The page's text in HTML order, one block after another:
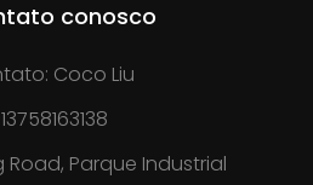
conosco
Coco Liu
Road, Parque Industrial